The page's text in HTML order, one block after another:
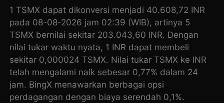
1 TSMX dapat dikonversi menjadi 40.608,72 INR
pada 08-08-2026 jam 02:39 (WIB), artinya 5
TSMX bernilai sekitar 203.043,60 INR. Dengan
nilai tukar waktu nyata, 1 INR dapat membeli
sekitar 0,000024 TSMX. Nilai tukar TSMX ke INR
telah mengalami naik sebesar 0,77% dalam 24
jam. BingX menawarkan berbagai opsi
perdagangan dengan biaya serendah 0,1%.